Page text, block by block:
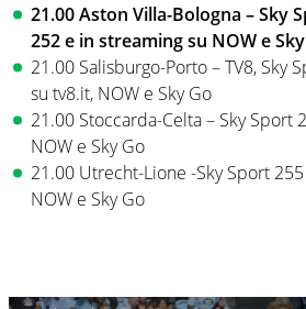
21.00 Aston Villa-Bologna – Sky
252 e in streaming su NOW e
21.00 Salisburgo-Porto – TV8, Sky
su tv8.it, NOW e Sky Go
21.00 Stoccarda-Celta – Sky Sport
NOW e Sky Go
21.00 Utrecht-Lione -Sky Sport
NOW e Sky Go